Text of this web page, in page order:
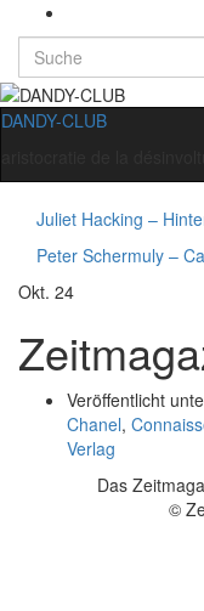
Search
for:
DANDY-CLUB
Juliet Hacking –
Peter Schermuly –
Okt. 24
Veröffentlicht
Chanel,
Verlag
Das
©